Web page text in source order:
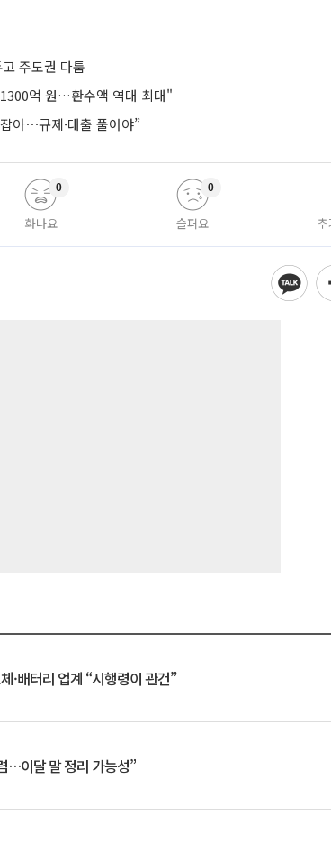
주도권 다툼
억 원…환수액 역대 최대"
아⋯규제·대출 풀어야”
화나요
0
슬퍼요
0
·배터리 업계 “시행령이 관건”
…이달 말 정리 가능성”